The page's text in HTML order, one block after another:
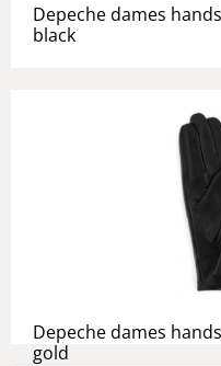
Depeche dames
black
Depeche dames
gold